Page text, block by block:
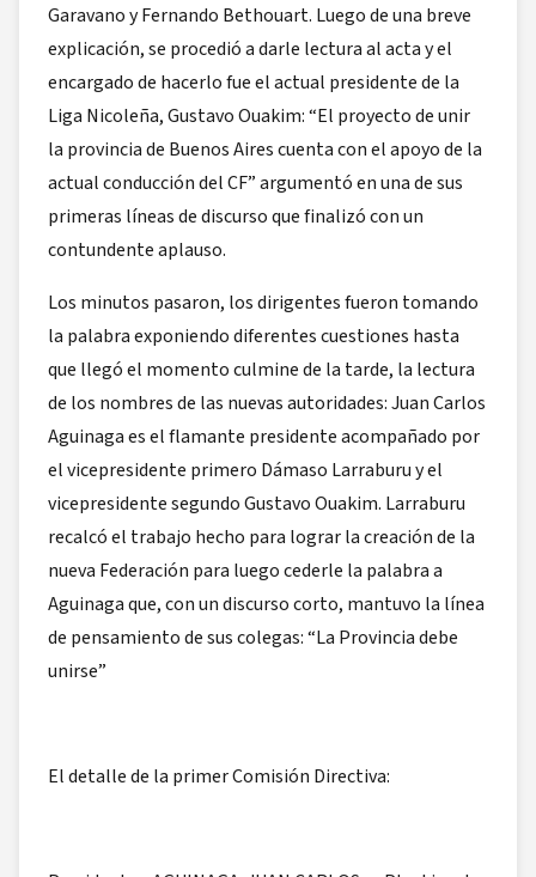
Garavano y Fernando Bethouart. Luego de una breve
explicación, se procedió a darle lectura al acta y el
encargado de hacerlo fue el actual presidente de la
Liga Nicoleña, Gustavo Ouakim: “El proyecto de unir
la provincia de Buenos Aires cuenta con el apoyo de la
actual conducción del CF” argumentó en una de sus
primeras líneas de discurso que finalizó con un
contundente aplauso.
Los minutos pasaron, los dirigentes fueron tomando
la palabra exponiendo diferentes cuestiones hasta
que llegó el momento culmine de la tarde, la lectura
de los nombres de las nuevas autoridades: Juan Carlos
Aguinaga es el flamante presidente acompañado por
el vicepresidente primero Dámaso Larraburu y el
vicepresidente segundo Gustavo Ouakim. Larraburu
recalcó el trabajo hecho para lograr la creación de la
nueva Federación para luego cederle la palabra a
Aguinaga que, con un discurso corto, mantuvo la línea
de pensamiento de sus colegas: “La Provincia debe
unirse”
El detalle de la primer Comisión Directiva: